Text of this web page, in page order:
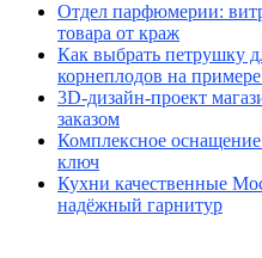
Отдел парфюмерии:
товара от краж
Как выбрать петрушку
корнеплодов на примере
3D-дизайн-проект
заказом
Комплексное
ключ
Кухни качественные
надёжный гарнитур